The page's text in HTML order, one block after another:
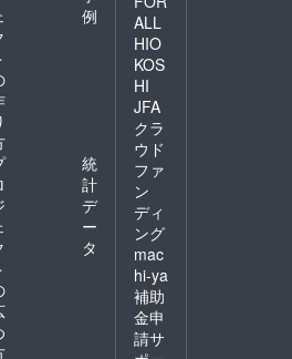
例
統
計
デ
ー
タ
ALL
HIO
KOS
HI
JFA
クラ
ウド
ファ
ン
ディ
ング
mac
hi-ya
補助
金申
請サ